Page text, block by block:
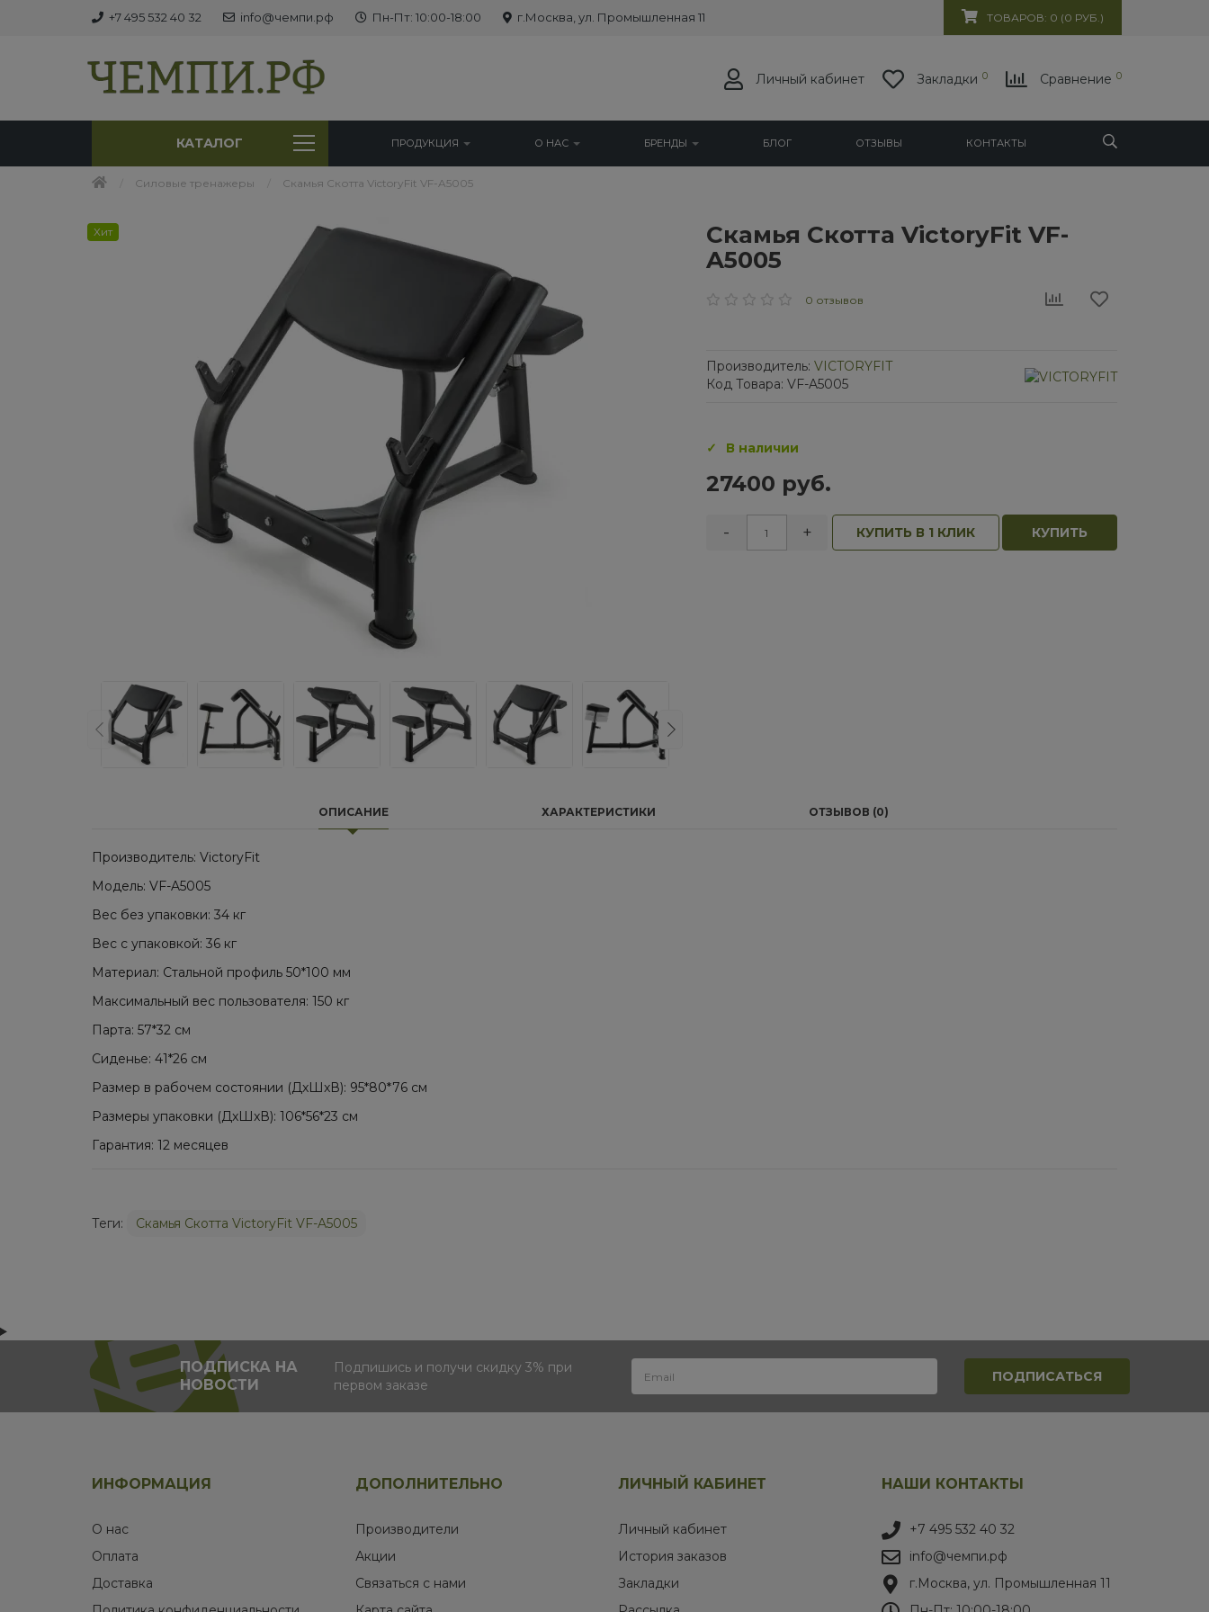
+7 495 532 40 32 info@чемпи.рф Пн-Пт: 10:00-18:00 г.Москва, ул. Промышленная 11 ТОВАРОВ: 0 (0 РУБ.)
Личный кабинет Закладки 0 Сравнение 0
КАТАЛОГ ПРОДУКЦИЯ О НАС БРЕНДЫ БЛОГ ОТЗЫВЫ КОНТАКТЫ
Силовые тренажеры Скамья Скотта VictoryFit VF-A5005
Хит
Скамья Скотта VictoryFit VF-
A5005
0 отзывов
Производитель: VICTORYFIT
Код Товара: VF-A5005
В наличии
27400 руб.
- + КУПИТЬ В 1 КЛИК КУПИТЬ
ОПИСАНИЕ ХАРАКТЕРИСТИКИ ОТЗЫВОВ (0)
Производитель: VictoryFit
Модель: VF-A5005
Вес без упаковки: 34 кг
Вес с упаковкой: 36 кг
Материал: Стальной профиль 50*100 мм
Максимальный вес пользователя: 150 кг
Парта: 57*32 см
Сиденье: 41*26 см
Размер в рабочем состоянии (ДxШxВ): 95*80*76 см
Размеры упаковки (ДxШxВ): 106*56*23 см
Гарантия: 12 месяцев
Теги: Скамья Скотта VictoryFit VF-A5005
ПОДПИСКА НА
НОВОСТИ
Подпишись и получи скидку 3% при
первом заказе
ИНФОРМАЦИЯ
О нас
Оплата
Доставка
ДОПОЛНИТЕЛЬНО
Производители
Акции
Связаться с нами
ЛИЧНЫЙ КАБИНЕТ
Личный кабинет
История заказов
Закладки
НАШИ КОНТАКТЫ
+7 495 532 40 32
info@чемпи.рф
г.Москва, ул. Промышленная 11